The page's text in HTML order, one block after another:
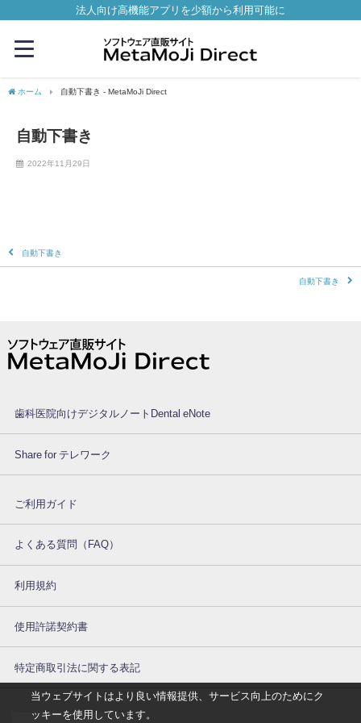
法人向け高機能アプリを少額から利用可能に
ホーム 自動下書き - MetaMoJi Direct
自動下書き
2022年11月29日
自動下書き
自動下書き
歯科医院向けデジタルノートDental eNote®
Share for テレワーク
ご利用ガイド
よくある質問（FAQ）
利用規約
使用許諾契約書
特定商取引法に関する表記
当ウェブサイトはより良い情報提供、サービス向上のためにク
ッキーを使用しています。